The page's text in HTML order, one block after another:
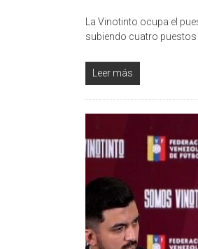
La Vinotinto ocupa el
subiendo cuatro puestos
Leer más